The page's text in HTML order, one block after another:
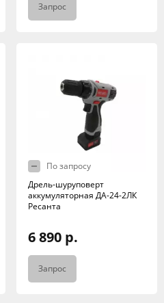
Запрос
По запросу
Дрель-шуруповерт
аккумуляторная ДА-24-2ЛК
Ресанта
6 890 р.
Запрос